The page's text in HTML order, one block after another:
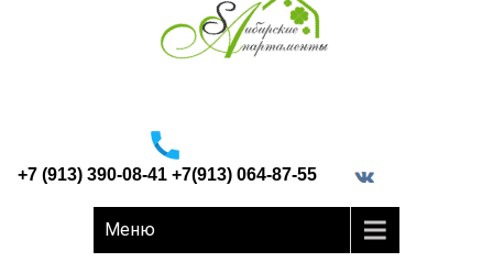
+7 (913) 390-08-41 +7(913) 064-87-55
Меню